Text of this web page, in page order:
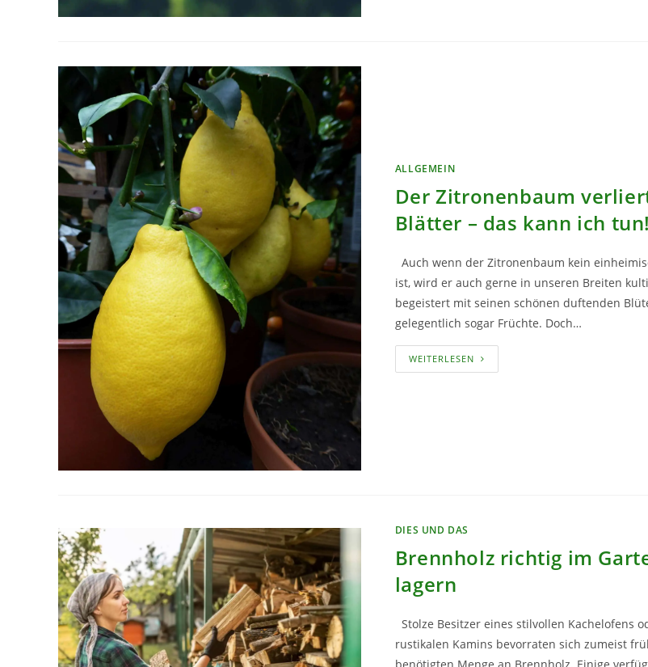
ALLGEMEIN
Der Zitronenbaum
Blätter – das kann ich tun!
Auch wenn der Zitronenbaum kein
ist, wird er auch gerne in unseren Breiten
begeistert mit seinen schönen duftenden
gelegentlich sogar Früchte. Doch…
WEITERLESENDER
ZITRONENBAUM
DIES UND DAS
Brennholz richtig im
lagern
Stolze Besitzer eines stilvollen Kachelofens
rustikalen Kamins bevorraten sich zumeist
benötigten Menge an Brennholz. Einige